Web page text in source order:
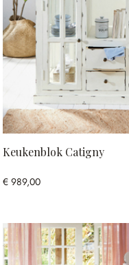
Keukenblok Catigny
€ 989,00